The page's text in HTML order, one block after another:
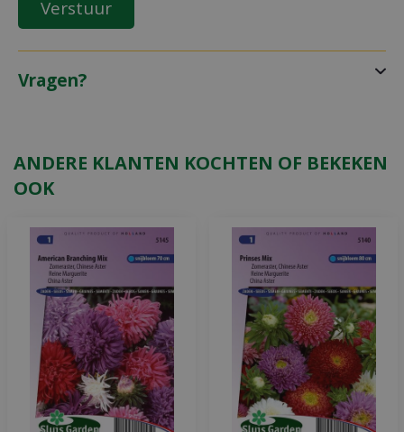
Vragen?
ANDERE KLANTEN KOCHTEN OF BEKEKEN
OOK